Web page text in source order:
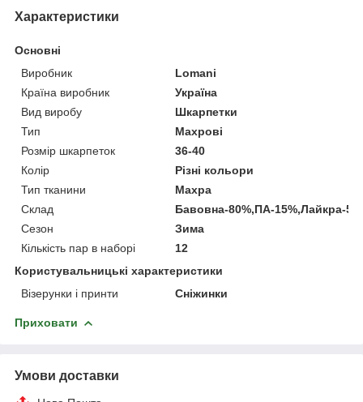
Характеристики
Основні
Виробник
Lomani
Країна виробник
Україна
Вид виробу
Шкарпетки
Тип
Махрові
Розмір шкарпеток
36-40
Колір
Різні кольори
Тип тканини
Махра
Склад
Бавовна-80%,ПА-15%,Лайкра-5%
Сезон
Зима
Кількість пар в наборі
12
Користувальницькі характеристики
Візерунки і принти
Сніжинки
Приховати
Умови доставки